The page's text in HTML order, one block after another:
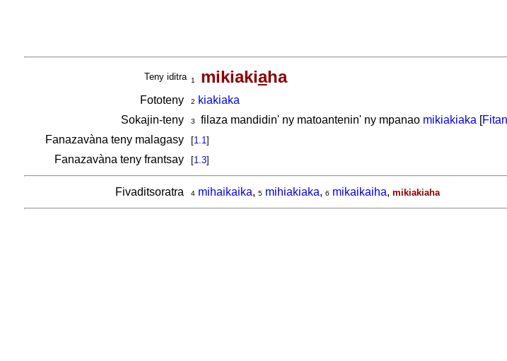
Teny iditra 1 mikiakiaha
Fototeny 2
kiakiaka
Sokajin-teny
3 filaza mandidin' ny matoantenin' ny mpanao mikiakiaka [
Fanazavàna teny malagasy
[1.1]
Fanazavàna teny frantsay [1.3]
Fivaditsoratra 4 mihaikaika, 5 mihiakiaka, 6 mikaikaiha, mikiakiaha